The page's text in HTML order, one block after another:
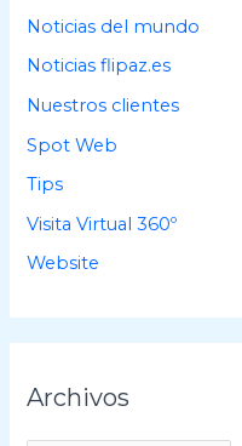
Noticias del mundo
Noticias flipaz.es
Nuestros clientes
Spot Web
Tips
Visita Virtual 360º
Website
Archivos